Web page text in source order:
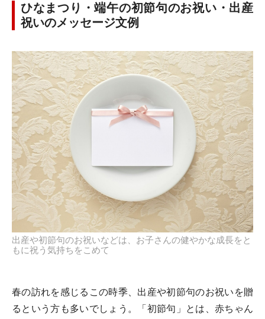
ひなまつり・端午の初節句のお祝い・出産
祝いのメッセージ文例
出産や初節句のお祝いなどは、お子さんの健やかな成長をと
もに祝う気持ちをこめて
春の訪れを感じるこの時季、出産や初節句のお祝いを贈
るという方も多いでしょう。「初節句」とは、赤ちゃん